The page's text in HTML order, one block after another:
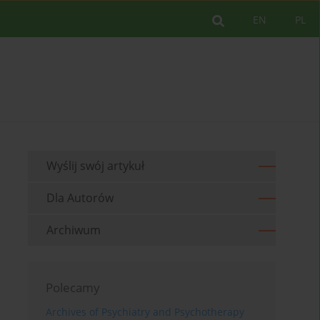
PL
EN
Wyślij swój artykuł
Dla Autorów
Archiwum
Polecamy
Archives of Psychiatry and Psychotherapy